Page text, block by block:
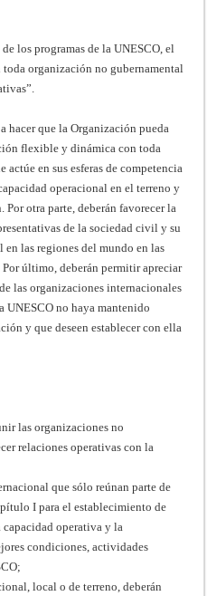
los programas de la UNESCO, el
organización no gubernamental
hacer que la Organización pueda
flexible y dinámica con toda
en sus esferas de competencia
operacional en el terreno y
otra parte, deberán favorecer la
de la sociedad civil y su
las regiones del mundo en las
Por último, deberán permitir apreciar
las organizaciones internacionales
UNESCO no haya mantenido
y que deseen establecer con ella
las organizaciones no
relaciones operativas con la
que sólo reúnan parte de
I para el establecimiento de
capacidad operativa y la
condiciones, actividades
local o de terreno, deberán